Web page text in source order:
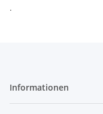
.
Informationen